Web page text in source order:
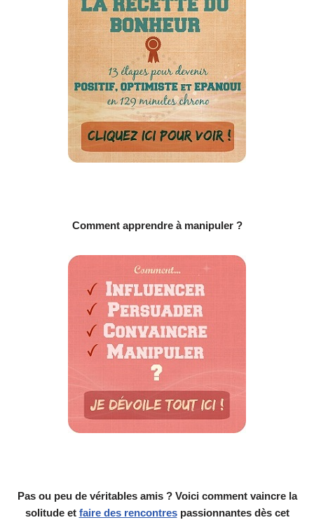
Comment apprendre à manipuler ?
Pas ou peu de véritables amis ? Voici comment vaincre la
solitude et faire des rencontrespassionnantes dès cet